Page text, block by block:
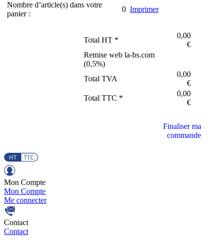
Nombre d’article(s) dans votre
panier :
0 Imprimer
Total HT *
0,00
€
Remise web la-bs.com
(0,5%)
Total TVA
0,00
€
Total TTC *
0,00
€
Finaliser ma
commande
Mon Compte
Mon Compte
Me connecter
Contact
Contact